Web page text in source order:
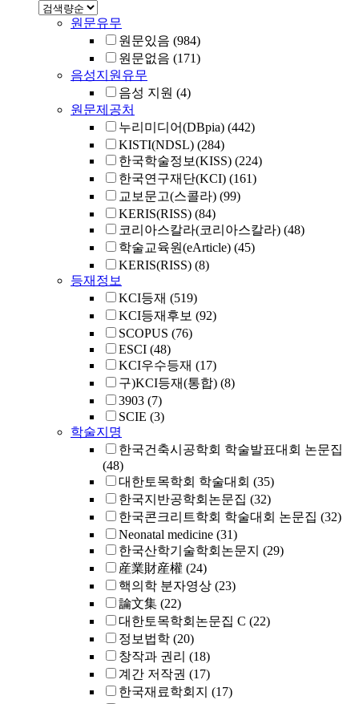
원문유무
원문있음 (984)
원문없음 (171)
음성지원유무
음성 지원 (4)
원문제공처
누리미디어(DBpia) (442)
KISTI(NDSL) (284)
한국학술정보(KISS) (224)
한국연구재단(KCI) (161)
교보문고(스콜라) (99)
KERIS(RISS) (84)
코리아스칼라(코리아스칼라) (48)
학술교육원(eArticle) (45)
KERIS(RISS) (8)
등재정보
KCI등재 (519)
KCI등재후보 (92)
SCOPUS (76)
ESCI (48)
KCI우수등재 (17)
구)KCI등재(통합) (8)
3903 (7)
SCIE (3)
학술지명
한국건축시공학회 학술발표대회 논문집
(48)
대한토목학회 학술대회 (35)
한국지반공학회논문집 (32)
한국콘크리트학회 학술대회 논문집 (32)
Neonatal medicine (31)
한국산학기술학회논문지 (29)
産業財産權 (24)
핵의학 분자영상 (23)
論文集 (22)
대한토목학회논문집 C (22)
정보법학 (20)
창작과 권리 (18)
계간 저작권 (17)
한국재료학회지 (17)